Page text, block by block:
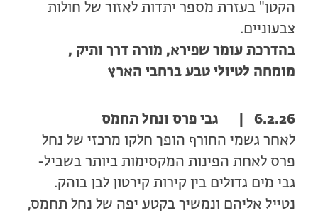
הקטן" בעזרת מספר יתדות לאזור של חולות
צבעוניים.
בהדרכת עומר שפירא, מורה דרך ותיק ,
מומחה לטיולי טבע ברחבי הארץ
6.2.26 | גבי פרס ונחל תחמס
לאחר גשמי החורף הופך חלקו מרכזי של נחל
פרס לאחת הפינות המקסימות ביותר בשביל-
גבי מים גדולים בין קירות קירטון לבן בוהק.
נטייל אליהם ונמשיך בקטע יפה של נחל תחמס,